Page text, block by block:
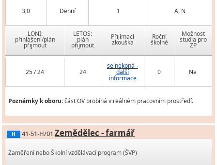
3,0 Denní 1 A, N
LONI:
přihlášení/plán
přijmout
LETOS:
plán
přijmout
Přijímací
zkouška
Roční
školné
Možnost
studia pro
ZP
25 / 24 24
se nekoná -
další
informace
0 Ne
Poznámky k oboru:část OV probíhá v reálném pracovním prostředí.
H 41-51-H/01 Zemědělec - farmář
Zaměření nebo Školní vzdělávací program (ŠVP)